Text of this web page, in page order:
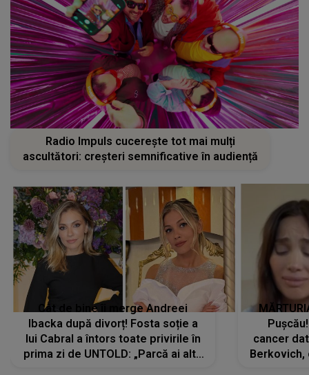
Radio Impuls cucerește tot mai mulți
ascultători: creșteri semnificative în audiență
Cât de bine îi merge Andreei
Ibacka după divorț! Fosta soție a
lui Cabral a întors toate privirile în
prima zi de UNTOLD: „Parcă ai altă
cancer
Berkovich,